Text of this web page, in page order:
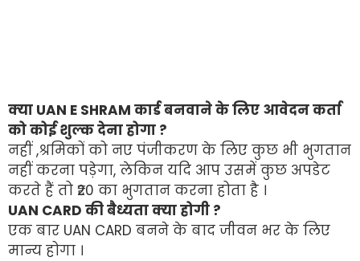
क्या UAN E SHRAM कार्ड बनवाने के लिए आवेदन कर्ता
को कोई शुल्क देना होगा ?
नहीं ,श्रमिकों को नए पंजीकरण के लिए कुछ भी भुगतान
नहीं करना पड़ेगा, लेकिन यदि आप उसमें कुछ अपडेट
करते हैं तो ₹20 का भुगतान करना होता है ।
UAN CARD की बैध्यता क्या होगी ?
एक बार UAN CARD बनने के बाद जीवन भर के लिए
मान्य होगा ।